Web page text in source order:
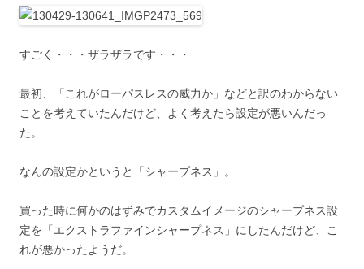
すごく・・・ザラザラです・・・
最初、「これがローパスレスの威力か」などと訳のわからない
ことを考えていたんだけど、よく考えたら設定が悪いんだっ
た。
なんの設定かというと「シャープネス」。
買った時に何かのはずみでカスタムイメージのシャープネス設
定を「エクストラファインシャープネス」にしたんだけど、こ
れが悪かったようだ。